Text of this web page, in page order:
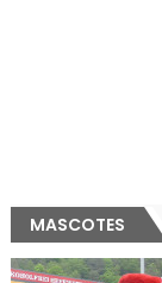
MASCOTES